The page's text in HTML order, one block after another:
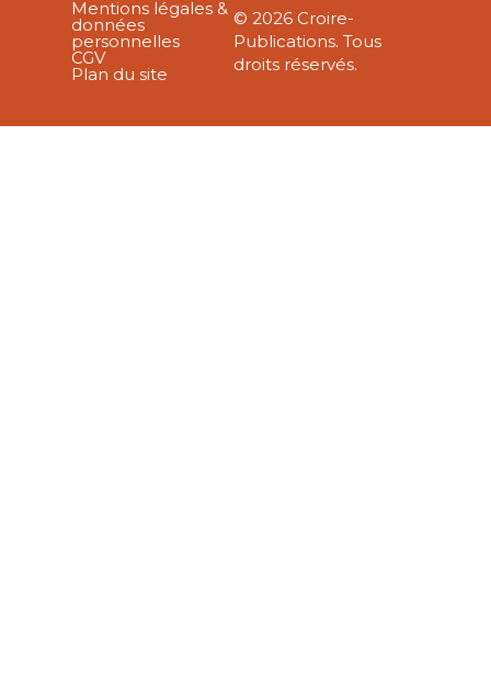
Mentions légales &
données
personnelles
CGV
Plan du site
© 2026 Croire-
Publications. Tous
droits réservés.